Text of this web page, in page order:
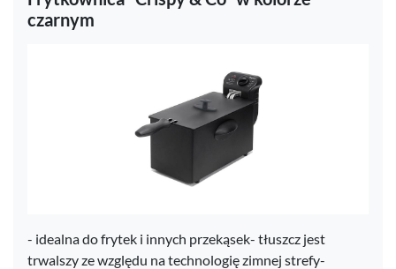
czarnym
- idealna do frytek i innych przekąsek- tłuszcz jest
trwalszy ze względu na technologię zimnej strefy-